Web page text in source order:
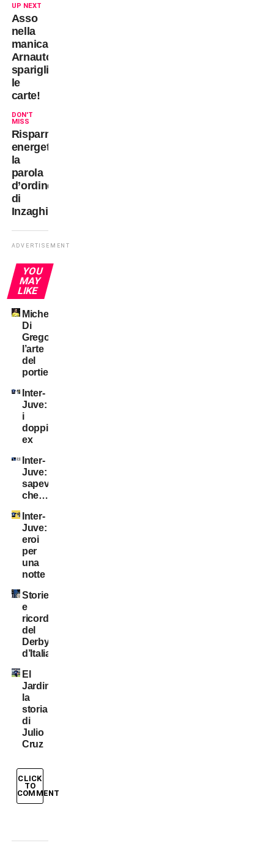
UP NEXT
Asso
nella
manica:
Arnautovic
spariglia
le
carte!
DON'T
MISS
Risparmio
energetico:
la
parola
d’ordine
di
Inzaghi
ADVERTISEMENT
YOU
MAY
LIKE
Michele
Di
Gregorio:
l’arte
del
portiere!
Inter-
Juve:
i
doppi
ex
Inter-
Juve:
sapevate
che…?
Inter-
Juve:
eroi
per
una
notte
Storie
e
ricordi
del
Derby
d’Italia
El
Jardinero:
la
storia
di
Julio
Cruz
CLICK
TO
COMMENT